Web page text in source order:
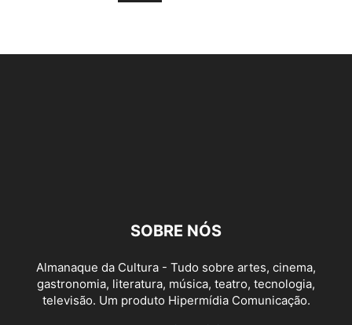
SOBRE NÓS
Almanaque da Cultura - Tudo sobre artes, cinema,
gastronomia, literatura, música, teatro, tecnologia,
televisão. Um produto Hipermídia Comunicação.